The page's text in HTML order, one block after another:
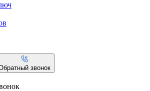
звонок